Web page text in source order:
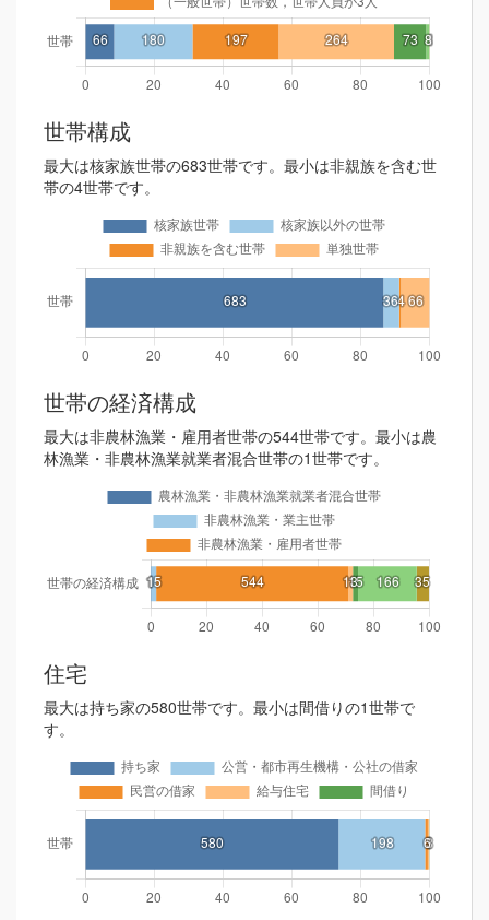
世帯構成
最大は核家族世帯の683世帯です。最小は非親族を含む世
帯の4世帯です。
世帯の経済構成
最大は非農林漁業・雇用者世帯の544世帯です。最小は農
林漁業・非農林漁業就業者混合世帯の1世帯です。
住宅
最大は持ち家の580世帯です。最小は間借りの1世帯で
す。